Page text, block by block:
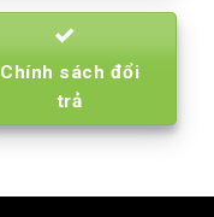
Chính sách đổi
trả